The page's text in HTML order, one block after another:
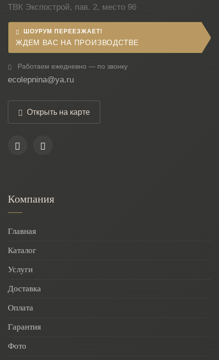
ТВК Экспострой, пав. 2, место 96
ШОУРУМ ПЕРЕЕЗЖАЕТ!
ЖДЕМ ВАС НА ПРОИЗВОДСТВЕ
Работаем ежедневно — по звонку
ecolepnina@ya.ru
Открыть на карте
Компания
Главная
Каталог
Услуги
Доставка
Оплата
Гарантия
Фото